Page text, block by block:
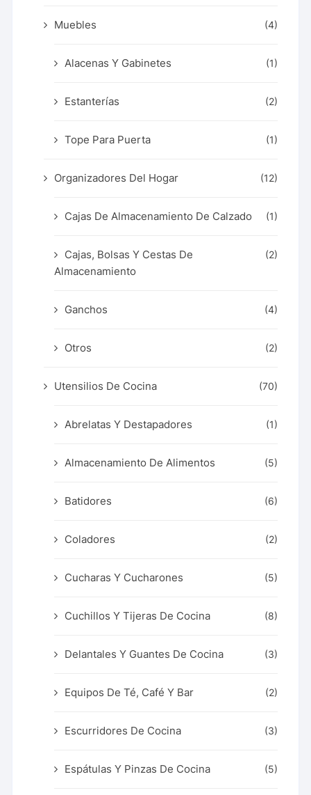
Muebles (4)
Alacenas Y Gabinetes (1)
Estanterías (2)
Tope Para Puerta (1)
Organizadores Del Hogar (12)
Cajas De Almacenamiento De Calzado (1)
Cajas, Bolsas Y Cestas De
Almacenamiento
(2)
Ganchos (4)
Otros (2)
Utensilios De Cocina (70)
Abrelatas Y Destapadores (1)
Almacenamiento De Alimentos (5)
Batidores (6)
Coladores (2)
Cucharas Y Cucharones (5)
Cuchillos Y Tijeras De Cocina (8)
Delantales Y Guantes De Cocina (3)
Equipos De Té, Café Y Bar (2)
Escurridores De Cocina (3)
Espátulas Y Pinzas De Cocina (5)